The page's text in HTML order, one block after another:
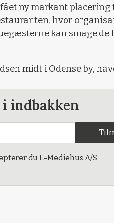
ny markant
hvor
kan smage de
midt i Odense by,
indbakken
du L-Mediehus A/S